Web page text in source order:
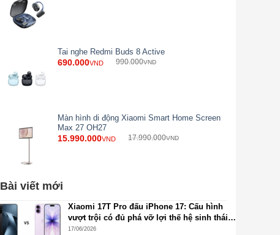
Tai nghe Redmi Buds 8 Active
690.000VND 990.000VND
Màn hình di động Xiaomi Smart Home Screen
Max 27 OH27
15.990.000VND 17.990.000VND
Bài viết mới
Xiaomi 17T Pro đấu iPhone 17: Cấu hình
vượt trội có đủ phá vỡ lợi thế hệ sinh thái
Apple?
17/06/2026